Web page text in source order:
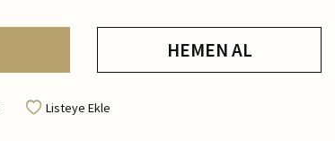
HEMEN AL
Listeye Ekle